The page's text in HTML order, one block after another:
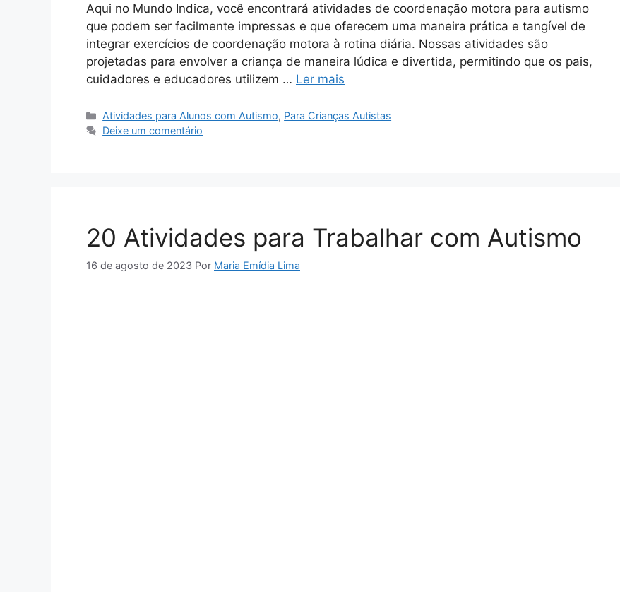
Aqui no Mundo Indica, você encontrará atividades de coordenação motora para autismo
que podem ser facilmente impressas e que oferecem uma maneira prática e tangível de
integrar exercícios de coordenação motora à rotina diária. Nossas atividades são
projetadas para envolver a criança de maneira lúdica e divertida, permitindo que os pais,
cuidadores e educadores utilizem … Ler mais
Categorias
Atividades para Alunos com Autismo, Para Crianças Autistas
Deixe um comentário
20 Atividades para Trabalhar com Autismo
16 de agosto de 2023 Por Maria Emídia Lima